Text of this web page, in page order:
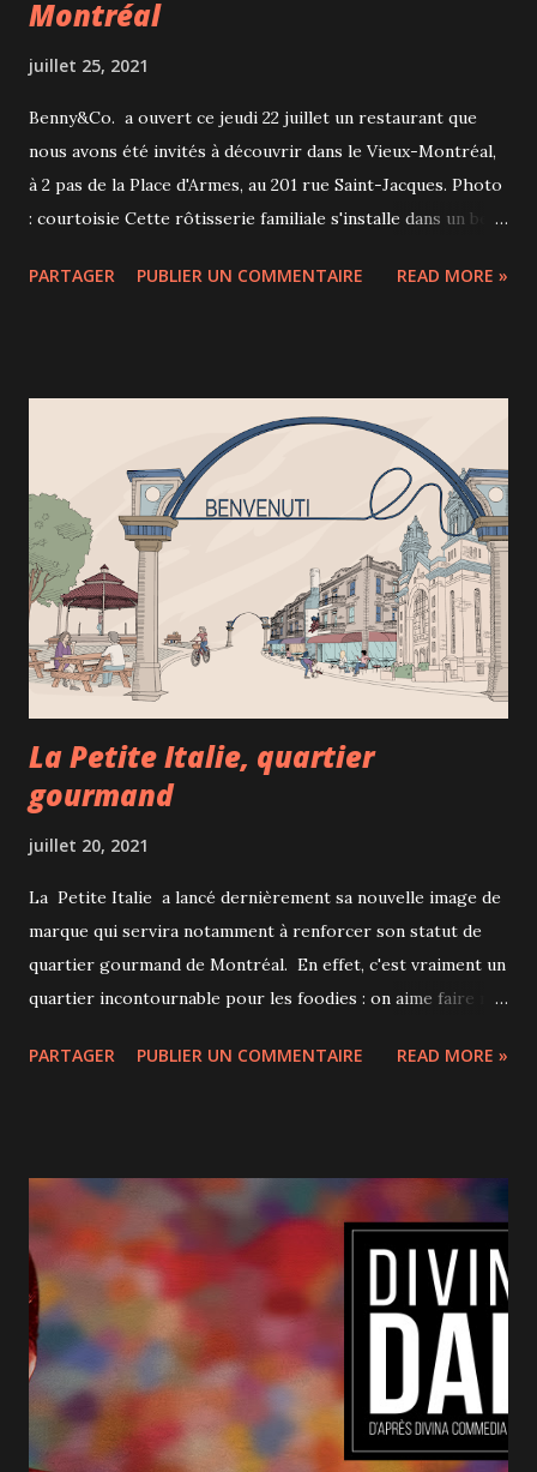
Montréal
juillet 25, 2021
Benny&Co. a ouvert ce jeudi 22 juillet un restaurant que
nous avons été invités à découvrir dans le Vieux-Montréal,
à 2 pas de la Place d'Armes, au 201 rue Saint-Jacques. Photo
: courtoisie Cette rôtisserie familiale s'installe dans un bel
à manger pour emporter mais aussi un beau bar proposant
urbain et modernisé des rôtisseries de la chaîne familiale se
retrouvera également dans 2 autres restaurants qui
ouvriront prochainement à Montréal (Benny&Co. Ville-
Marie au 1175, boulevard Robert-Bourassa et Benny&Co.
Rosemont au 450, rue Beaubien Est) mais aussi dans les
restaurants de Drummondville, Magog et Terrebonne qui
seront également ouverts en 2021. Photo : courtoisie Il
s'agit de l'ouverture de la 66e rôtisserie de Benny...
PARTAGER PUBLIER UN COMMENTAIRE READ MORE »
La Petite Italie, quartier
gourmand
juillet 20, 2021
La Petite Italie a lancé dernièrement sa nouvelle image de
marque qui servira notamment à renforcer son statut de
quartier gourmand de Montréal. En effet, c'est vraiment un
quartier incontournable pour les foodies : on aime faire nos
autres pâtisseries italiennes chez Alati Caserta , magasiner
– Marché Jean-Talon veut contribuer à faire rayonner ses
commerçants en renforçant l'identité de marque du
quartier. Pour cela, de nouveaux visuels ont été créés, un
nouveau site web a été mis en ligne et un partenariat entre
la SDC et la Microbrasserie Saint-Houblon, située au 6700
boulevard St-Laurent, a vu le jour avec la création de la
superbe bière estivale Sapore Del Sole. Il s'agit d'une bière
blonde pale ale au citron que l'on retrouve dès m...
PARTAGER PUBLIER UN COMMENTAIRE READ MORE »